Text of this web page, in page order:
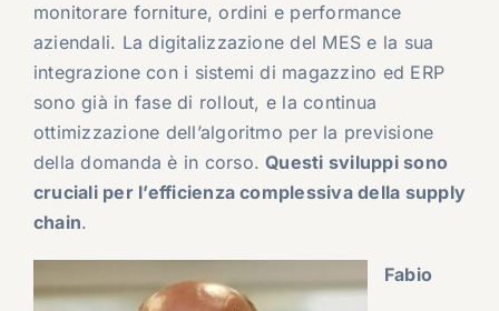
monitorare forniture, ordini e performance
aziendali. La digitalizzazione del MES e la sua
integrazione con i sistemi di magazzino ed ERP
sono già in fase di rollout, e la continua
ottimizzazione dell’algoritmo per la previsione
della domanda è in corso.Questi sviluppi sono
cruciali per l’efficienza complessiva della supply
chain.
Fabio